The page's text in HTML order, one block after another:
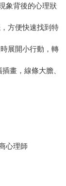
象背後的心理狀
方便快速找到特
展開小行動，轉
畫，線條大膽、
心理師